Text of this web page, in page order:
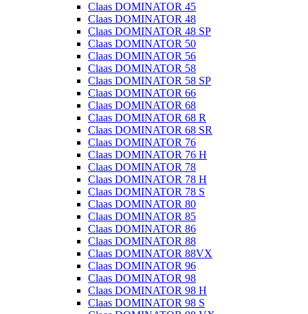
Claas DOMINATOR 45
Claas DOMINATOR 48
Claas DOMINATOR 48 SP
Claas DOMINATOR 50
Claas DOMINATOR 56
Claas DOMINATOR 58
Claas DOMINATOR 58 SP
Claas DOMINATOR 66
Claas DOMINATOR 68
Claas DOMINATOR 68 R
Claas DOMINATOR 68 SR
Claas DOMINATOR 76
Claas DOMINATOR 76 H
Claas DOMINATOR 78
Claas DOMINATOR 78 H
Claas DOMINATOR 78 S
Claas DOMINATOR 80
Claas DOMINATOR 85
Claas DOMINATOR 86
Claas DOMINATOR 88
Claas DOMINATOR 88VX
Claas DOMINATOR 96
Claas DOMINATOR 98
Claas DOMINATOR 98 H
Claas DOMINATOR 98 S